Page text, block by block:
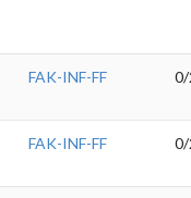
FAK-INF-FF
FAK-INF-FF